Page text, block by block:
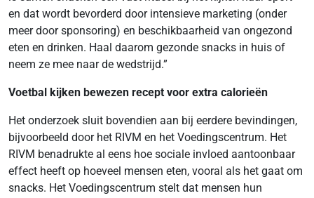
en dat wordt bevorderd door intensieve marketing (onder
meer door sponsoring) en beschikbaarheid van ongezond
eten en drinken. Haal daarom gezonde snacks in huis of
neem ze mee naar de wedstrijd.”
Voetbal kijken bewezen recept voor extra calorieën
Het onderzoek sluit bovendien aan bij eerdere bevindingen,
bijvoorbeeld door het RIVM en het Voedingscentrum. Het
RIVM benadrukte al eens hoe sociale invloed aantoonbaar
effect heeft op hoeveel mensen eten, vooral als het gaat om
snacks. Het Voedingscentrum stelt dat mensen hun